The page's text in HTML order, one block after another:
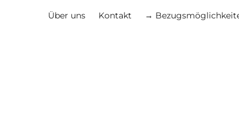
Über uns Kontakt →